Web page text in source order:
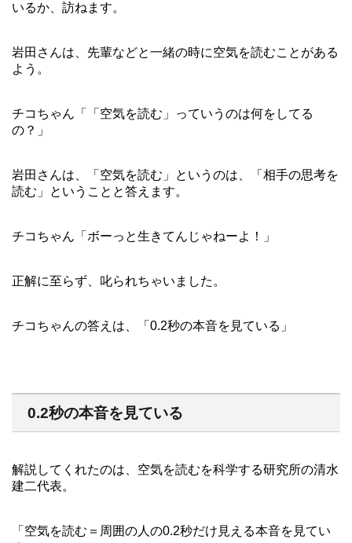
いるか、訪ねます。
岩田さんは、先輩などと一緒の時に空気を読むことがある
よう。
チコちゃん「「空気を読む」っていうのは何をしてる
の？」
岩田さんは、「空気を読む」というのは、「相手の思考を
読む」ということと答えます。
チコちゃん「ボーっと生きてんじゃねーよ！」
正解に至らず、叱られちゃいました。
チコちゃんの答えは、「0.2秒の本音を見ている」
0.2秒の本音を見ている
解説してくれたのは、空気を読むを科学する研究所の清水
建二代表。
「空気を読む＝周囲の人の0.2秒だけ見える本音を見てい